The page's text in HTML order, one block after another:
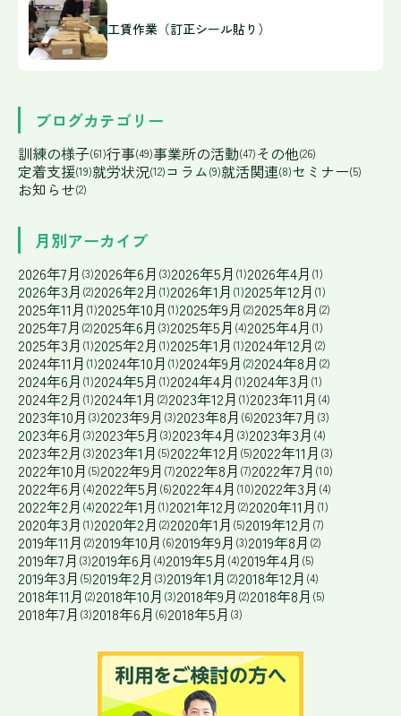
工賃作業（訂正シール貼り）
ブログカテゴリー
訓練の様子(61)行事(49)事業所の活動(47)その他(26)
定着支援(19)就労状況(12)コラム(9)就活関連(8)セミナー(5)
お知らせ(2)
月別アーカイブ
2026年7月 (3)2026年6月 (3)2026年5月 (1)2026年4月 (1)
2026年3月 (2)2026年2月 (1)2026年1月 (1)2025年12月 (1)
2025年11月 (1)2025年10月 (1)2025年9月 (2)2025年8月 (2)
2025年7月 (2)2025年6月 (3)2025年5月 (4)2025年4月 (1)
2025年3月 (1)2025年2月 (1)2025年1月 (1)2024年12月 (2)
2024年11月 (1)2024年10月 (1)2024年9月 (2)2024年8月 (2)
2024年6月 (1)2024年5月 (1)2024年4月 (1)2024年3月 (1)
2024年2月 (1)2024年1月 (2)2023年12月 (1)2023年11月 (4)
2023年10月 (3)2023年9月 (3)2023年8月 (6)2023年7月 (3)
2023年6月 (3)2023年5月 (3)2023年4月 (3)2023年3月 (4)
2023年2月 (3)2023年1月 (5)2022年12月 (5)2022年11月 (3)
2022年10月 (5)2022年9月 (7)2022年8月 (7)2022年7月 (10)
2022年6月 (4)2022年5月 (6)2022年4月 (10)2022年3月 (4)
2022年2月 (4)2022年1月 (1)2021年12月 (2)2020年11月 (1)
2020年3月 (1)2020年2月 (2)2020年1月 (5)2019年12月 (7)
2019年11月 (2)2019年10月 (6)2019年9月 (3)2019年8月 (2)
2019年7月 (3)2019年6月 (4)2019年5月 (4)2019年4月 (5)
2019年3月 (5)2019年2月 (3)2019年1月 (2)2018年12月 (4)
2018年11月 (2)2018年10月 (3)2018年9月 (2)2018年8月 (5)
2018年7月 (3)2018年6月 (6)2018年5月 (3)